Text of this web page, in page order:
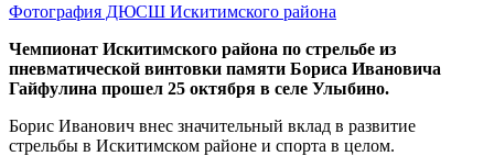
Фотография ДЮСШ Искитимского района
Чемпионат Искитимского района по стрельбе из
пневматической винтовки памяти Бориса Ивановича
Гайфулина прошел 25 октября в селе Улыбино.
Борис Иванович внес значительный вклад в развитие
стрельбы в Искитимском районе и спорта в целом.